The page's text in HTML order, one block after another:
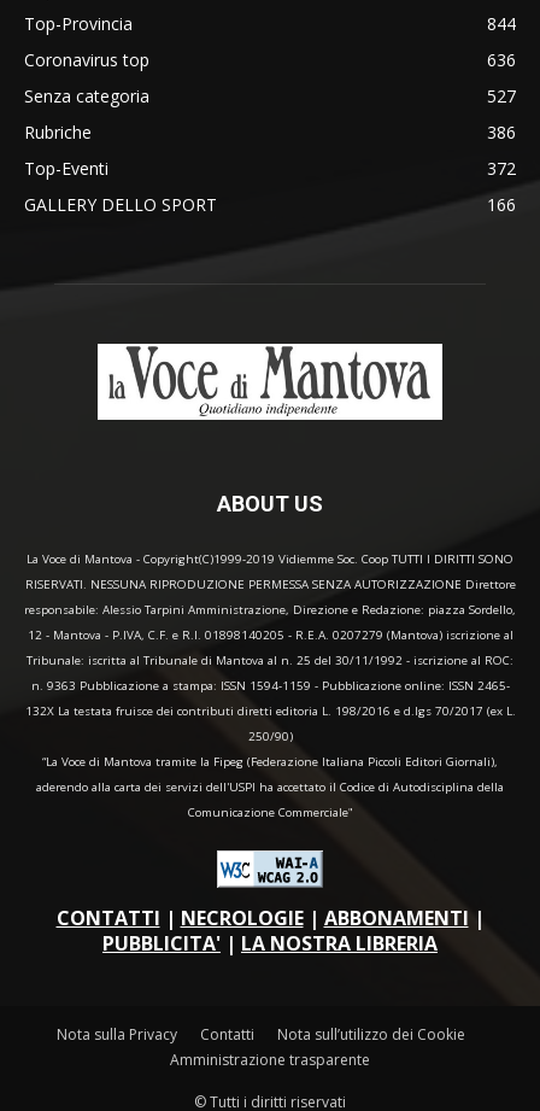
Top-Provincia
844
Coronavirus top
636
Senza categoria
527
Rubriche
386
Top-Eventi
372
GALLERY DELLO SPORT
166
ABOUT US
La Voce di Mantova - Copyright(C)1999-2019 Vidiemme Soc. Coop TUTTI I DIRITTI SONO
RISERVATI. NESSUNA RIPRODUZIONE PERMESSA SENZA AUTORIZZAZIONE Direttore
responsabile: Alessio Tarpini Amministrazione, Direzione e Redazione: piazza Sordello,
12 - Mantova - P.IVA, C.F. e R.I. 01898140205 - R.E.A. 0207279 (Mantova) iscrizione al
Tribunale: iscritta al Tribunale di Mantova al n. 25 del 30/11/1992 - iscrizione al ROC:
n. 9363 Pubblicazione a stampa: ISSN 1594-1159 - Pubblicazione online: ISSN 2465-
132X La testata fruisce dei contributi diretti editoria L. 198/2016 e d.lgs 70/2017 (ex L.
250/90)
“La Voce di Mantova tramite la Fipeg (Federazione Italiana Piccoli Editori Giornali),
aderendo alla carta dei servizi dell'USPI ha accettato il Codice di Autodisciplina della
Comunicazione Commerciale"
CONTATTI | NECROLOGIE| ABBONAMENTI |
PUBBLICITA' | LA NOSTRA LIBRERIA
Nota sulla Privacy Contatti
Nota sull’utilizzo dei Cookie
Amministrazione trasparente
© Tutti i diritti riservati